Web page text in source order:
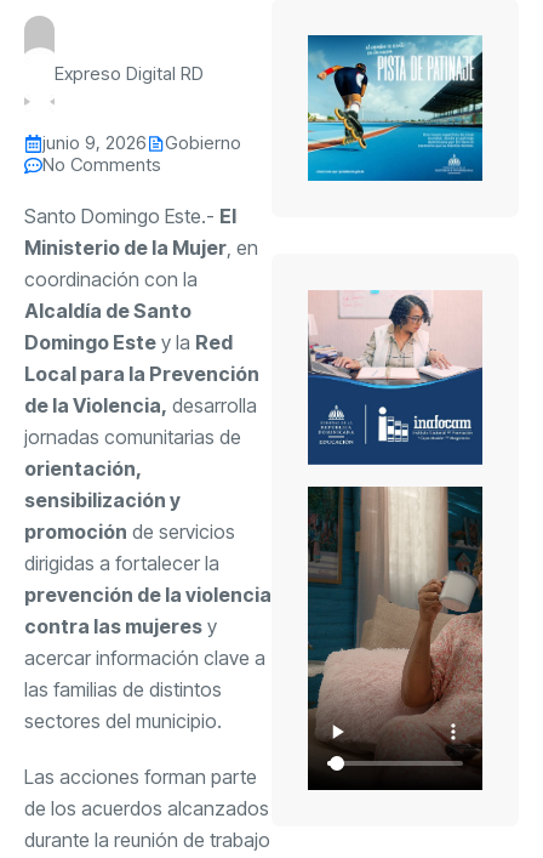
Expreso Digital RD
junio 9, 2026
Gobierno
No Comments
Santo Domingo Este.- El
Ministerio de la Mujer, en
coordinación con la
Alcaldía de Santo
Domingo Este y la Red
Local para la Prevención
de la Violencia, desarrolla
jornadas comunitarias de
orientación,
sensibilización y
promoción de servicios
dirigidas a fortalecer la
prevención de la violencia
contra las mujeres y
acercar información clave a
las familias de distintos
sectores del municipio.
Las acciones forman parte
de los acuerdos alcanzados
durante la reunión de trabajo